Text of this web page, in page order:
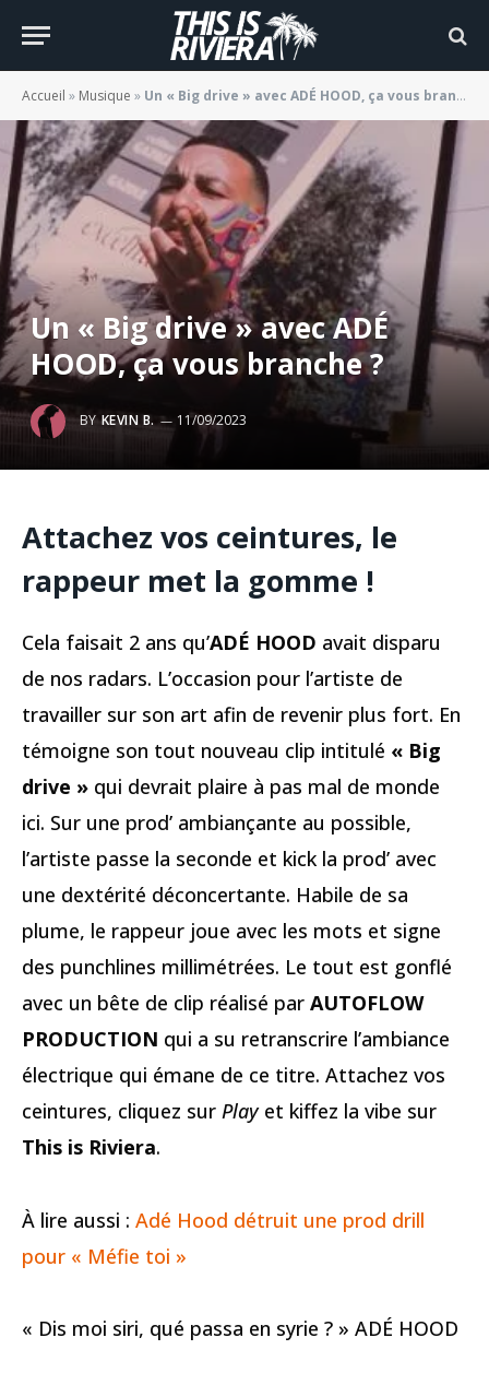
Accueil » Musique » Un « Big drive » avec ADÉ HOOD, ça vous branche ?
Un « Big drive » avec ADÉ
HOOD, ça vous branche ?
BY KEVIN B. 11/09/2023
Attachez vos ceintures, le
rappeur met la gomme !
Cela faisait 2 ans qu’ADÉ HOOD avait disparu
de nos radars. L’occasion pour l’artiste de
travailler sur son art afin de revenir plus fort. En
témoigne son tout nouveau clip intitulé « Big
drive » qui devrait plaire à pas mal de monde
ici. Sur une prod’ ambiançante au possible,
l’artiste passe la seconde et kick la prod’ avec
une dextérité déconcertante. Habile de sa
plume, le rappeur joue avec les mots et signe
des punchlines millimétrées. Le tout est gonflé
avec un bête de clip réalisé par AUTOFLOW
PRODUCTION qui a su retranscrire l’ambiance
électrique qui émane de ce titre. Attachez vos
ceintures, cliquez sur Playet kiffez la vibe sur
This is Riviera.
À lire aussi : Adé Hood détruit une prod drill
pour « Méfie toi »
« Dis moi siri, qué passa en syrie ? » ADÉ HOOD